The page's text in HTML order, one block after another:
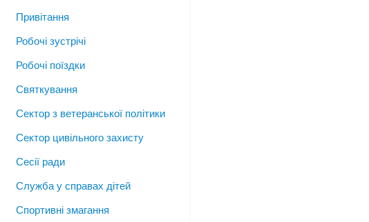
Привітання
Робочі зустрічі
Робочі поїздки
Святкування
Сектор з ветеранської політики
Сектор цивільного захисту
Сесії ради
Служба у справах дітей
Спортивні змагання